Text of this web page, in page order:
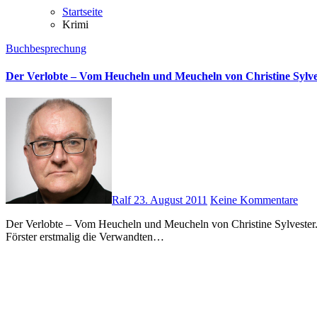
Startseite
Krimi
Buchbesprechung
Der Verlobte – Vom Heucheln und Meucheln von Christine
Ralf23. August 2011 Keine Kommentare
Der Verlobte – Vom Heucheln und Meucheln von Christine Sylvester. Sutton Krimi. Sutton-Verlag. 2011. ISBN: 978-3-86680-757-0 Der Krimi beginnt klassisch mit einem Familientreffen, an dem Tillmann
Förster erstmalig die Verwandten…